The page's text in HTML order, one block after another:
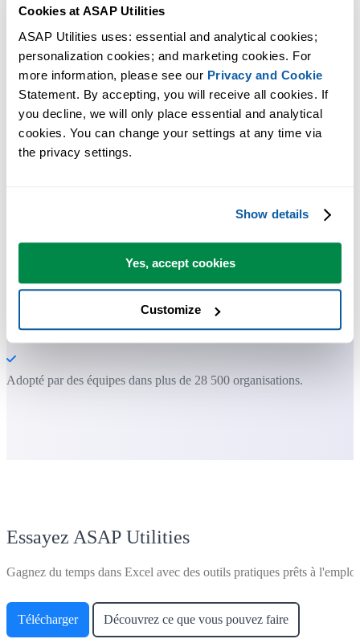
Cookies at ASAP Utilities
ASAP Utilities uses: essential and analytical cookies;
personalization cookies; and marketing cookies. For
more information, please see our Privacy and Cookie
Statement. By accepting, you will receive all cookies. If
you decline, we will only place essential and analytical
cookies. You can change your settings at any time via
the privacy settings.
Show details
Yes, accept cookies
Customize
Des outils pratiques que beaucoup d'utilisateurs d'Excel aimeraient
avoir directement dans Excel.
Gagnez du temps dans Excel. Tout
simplement.
ASAP Utilities vous aide à gagner du temps et à faire des choses
La plupart des utilisateurs commencent avec quelques outils.
utilisent ensuite ASAP Utilities au quotidien.
Adopté par des équipes dans plus de 28 500 organisations.
Essayez ASAP Utilities
Gagnez du temps dans Excel avec des outils pratiques prêts à
Télécharger Découvrez ce que vous pouvez faire